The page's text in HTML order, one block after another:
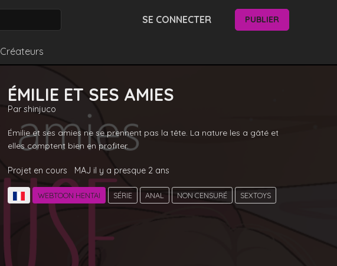
SE CONNECTER PUBLIER
Créateurs
ÉMILIE ET SES AMIES
Parshinjuco
Émilie et ses amies ne se prennent pas la tête. La nature les a gâté et
elles comptent bien en profiter.
Projet en cours MAJ il y a presque 2 ans
WEBTOON HENTAI SÉRIE ANAL NON CENSURÉ SEXTOYS